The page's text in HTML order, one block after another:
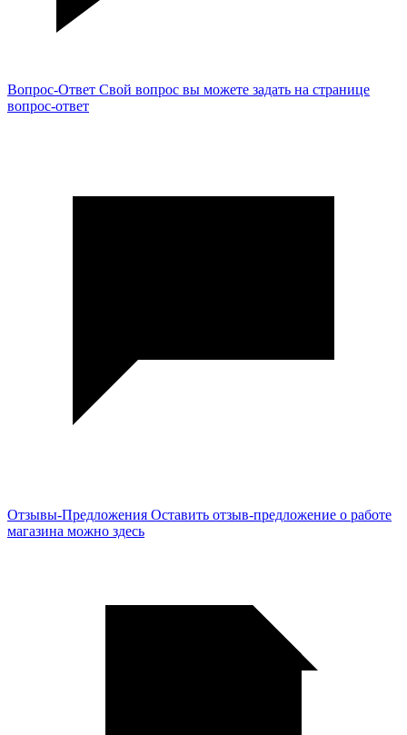
Вопрос-Ответ Свой вопрос вы можете задать на странице
вопрос-ответ
Отзывы-Предложения Оставить отзыв-предложение о работе
магазина можно здесь